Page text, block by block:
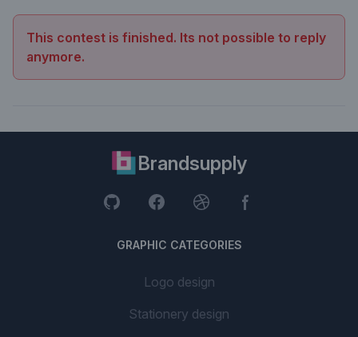
This contest is finished. Its not possible to reply
anymore.
Brandsupply
GRAPHIC CATEGORIES
Logo design
Stationery design